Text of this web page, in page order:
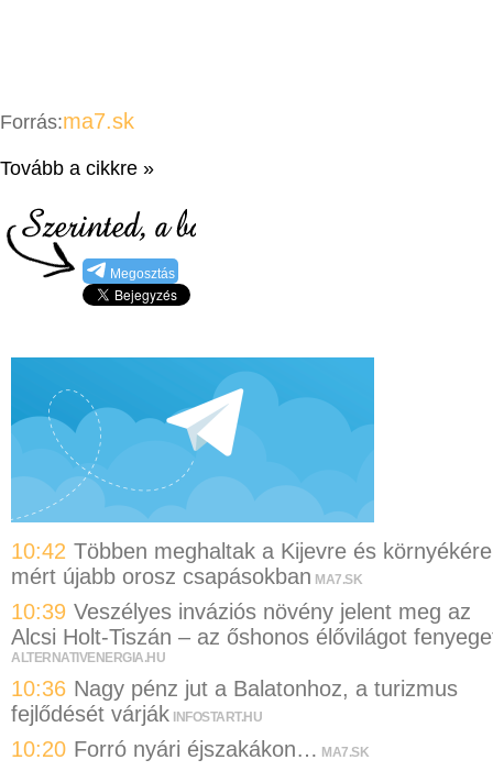
Forrás:ma7.sk
Tovább a cikkre »
Megosztás
10:42 Többen meghaltak a Kijevre és környékére
mért újabb orosz csapásokban MA7.SK
10:39 Veszélyes inváziós növény jelent meg az
Alcsi Holt-Tiszán – az őshonos élővilágot
ALTERNATIVENERGIA.HU
10:36 Nagy pénz jut a Balatonhoz, a turizmus
fejlődését várják INFOSTART.HU
10:20 Forró nyári éjszakákon… MA7.SK